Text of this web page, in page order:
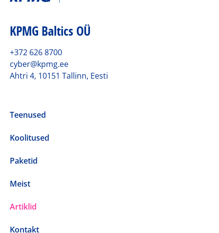
KPMG Baltics OÜ
+372 626 8700
cyber@kpmg.ee
Ahtri 4, 10151 Tallinn, Eesti
Teenused
Koolitused
Paketid
Meist
Artiklid
Kontakt